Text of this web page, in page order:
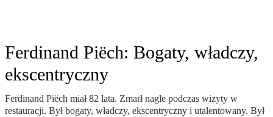
Ferdinand Piëch: Bogaty, władczy,
ekscentryczny
Ferdinand Piëch miał 82 lata. Zmarł nagle podczas wizyty w
restauracji. Był bogaty, władczy, ekscentryczny i utalentowany. Był